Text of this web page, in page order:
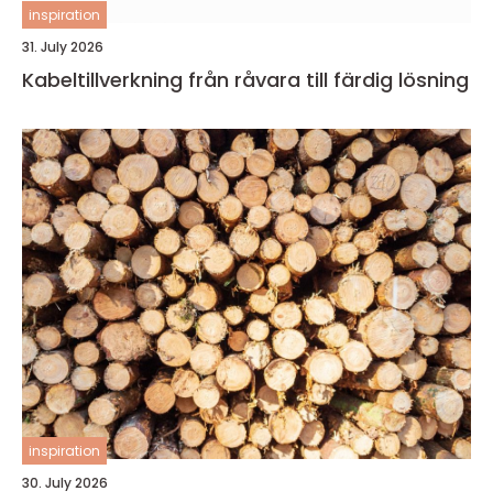
inspiration
31. July 2026
Kabeltillverkning från råvara till färdig lösning
inspiration
30. July 2026